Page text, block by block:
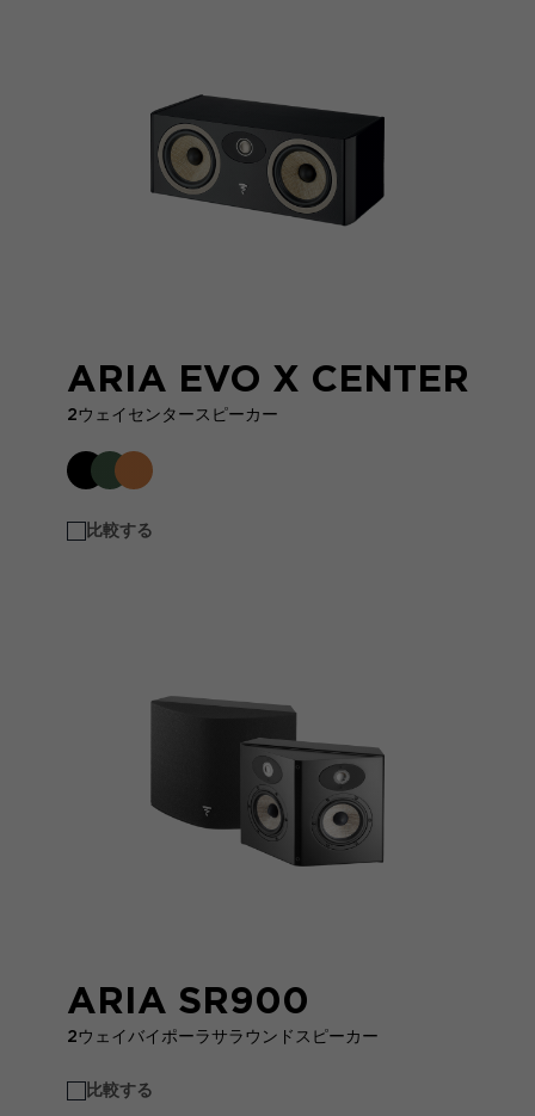
ARIA EVO X CENTER
2ウェイセンタースピーカー
比較する
ARIA SR900
2ウェイバイポーラサラウンドスピーカー
比較する